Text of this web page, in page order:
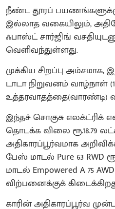
நீண்ட தூரப்
இல்லாத வகையிலும்,
ஃபாஸ்ட் சார்ஜிங்
வெளிவந்துள்ளது.
முக்கிய சிறப்பு அம்சமாக,
டாடா நிறுவனம்
உத்தரவாதத்தை(வாரண்டி)
இந்தச் சொகுசு எலக்ட்ரிக்
தொடக்க விலை ரூ.18.79
அதிகாரப்பூர்வமாக
பேஸ் மாடல் Pure 63 RWD
மாடல் Empowered A 75
விற்பனைக்குக்
காரின் அதிகாரப்பூர்வ